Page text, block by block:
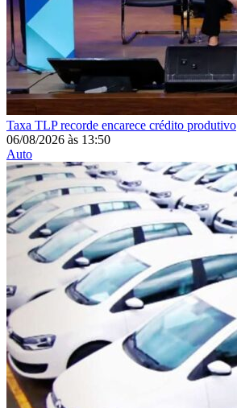
Taxa TLP recorde encarece crédito produtivo
06/08/2026 às 13:50
Auto